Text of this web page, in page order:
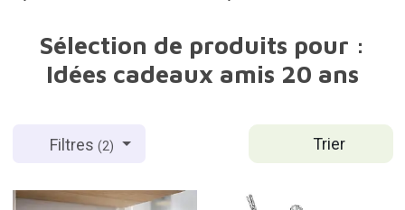
Sélection de produits pour :
Idées cadeaux amis 20 ans
Trier
Filtres(2)